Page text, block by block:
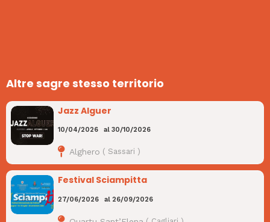
Altre sagre stesso territorio
Jazz Alguer
10/04/2026 al 30/10/2026
Alghero ( Sassari )
Festival Sciampitta
27/06/2026 al 26/09/2026